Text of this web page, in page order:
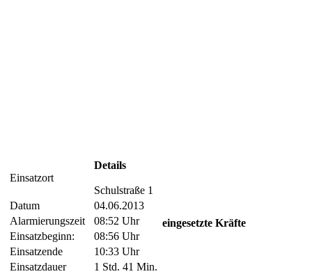
Einsatzort
Details
Schulstraße 1
Datum
04.06.2013
Alarmierungszeit
08:52 Uhr
Einsatzbeginn:
08:56 Uhr
Einsatzende
10:33 Uhr
Einsatzdauer
1 Std. 41 Min.
eingesetzte Kräfte